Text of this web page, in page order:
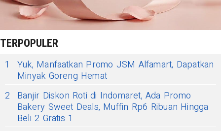
TERPOPULER
1
Yuk, Manfaatkan Promo JSM Alfamart, Dapatkan
Minyak Goreng Hemat
2
Banjir Diskon Roti di Indomaret, Ada Promo
Bakery Sweet Deals, Muffin Rp6 Ribuan Hingga
Beli 2 Gratis 1